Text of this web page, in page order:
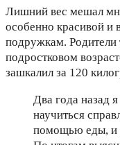
Лишний вес мешал мне
особенно красивой и
подружкам. Родители
подростковом
зашкалил за 120
Два года назад
научиться
помощью еды, и